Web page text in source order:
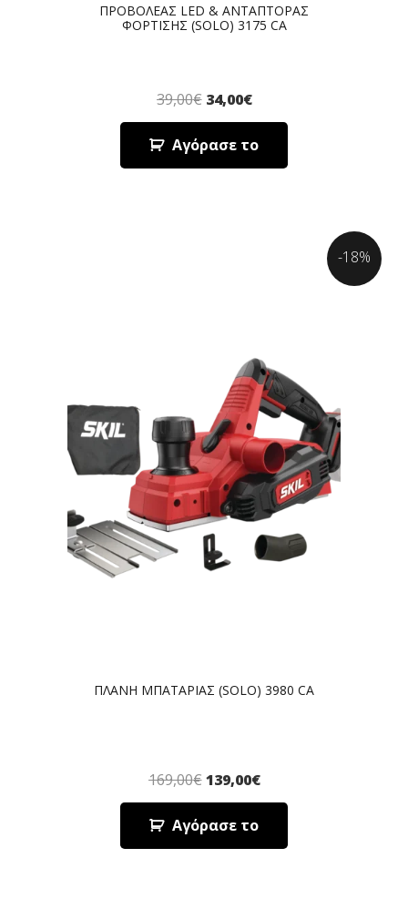
ΠΡΟΒΟΛΕΑΣ LED & ΑΝΤΑΠΤΟΡΑΣ
ΦΟΡΤΙΣΗΣ (SOLO) 3175 CA
39,00€ 34,00€
Αγόρασε το
ΠΛΑΝΗ ΜΠΑΤΑΡΙΑΣ (SOLO) 3980 CA
169,00€ 139,00€
Αγόρασε το
-18%